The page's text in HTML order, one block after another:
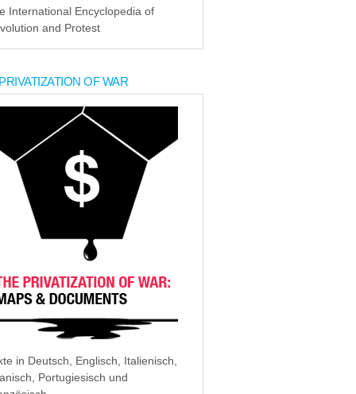
International Encyclopedia of
and Protest
OF WAR
in Deutsch, Englisch, Italienisch,
Portugiesisch und